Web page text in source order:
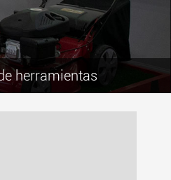
herramientas